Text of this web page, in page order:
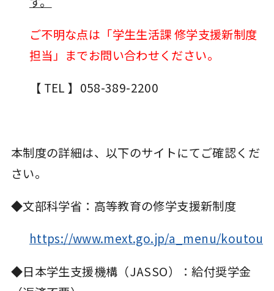
ご不明な点は「学生生活課 修学支援新制度
担当」までお問い合わせください。
【 TEL 】058-389-2200
本制度の詳細は、以下のサイトにてご確認くだ
さい。
◆文部科学省：高等教育の修学支援新制度
https://www.mext.go.jp/a_menu/koutou/
◆日本学生支援機構（JASSO）：給付奨学金